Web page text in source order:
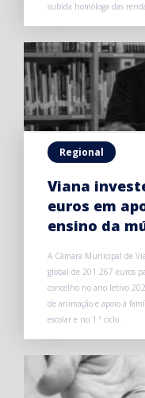
subida homóloga das
Regional
Viana
euros em
ensino da
A Câmara Municipal de
global de 201.267 euros
concelho no ano letivo
de animação e apoio à
escolar e no 1.º ciclo.